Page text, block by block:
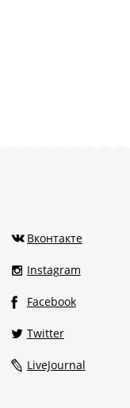
Вконтакте
Instagram
Facebook
Twitter
LiveJournal